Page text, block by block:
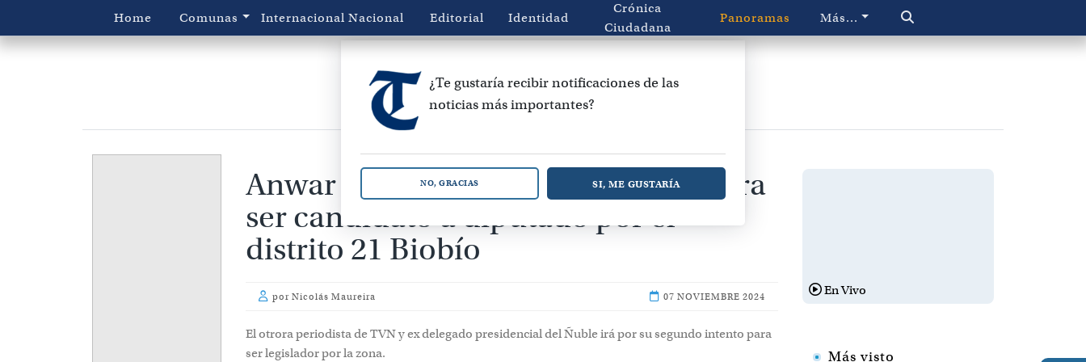
Home Comunas Internacional Nacional Editorial Identidad
Crónica
Ciudadana
Panoramas Más...
Anwar Farrán anuncia su carrera para
ser candidato a diputado por el
distrito 21 Biobío
por Nicolás Maureira 07 NOVIEMBRE 2024
El otrora periodista de TVN y ex delegado presidencial del Ñuble irá por su segundo intento para
ser legislador por la zona.
En Vivo
Más visto
¿Te gustaría recibir notificaciones de las
noticias más importantes?
NO, GRACIAS SI, ME GUSTARÍA